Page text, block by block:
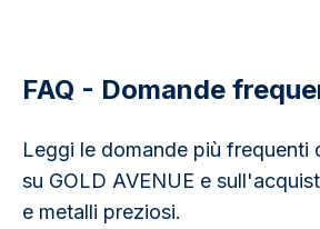
FAQ - Domande
Leggi le domande più frequenti
su GOLD AVENUE e
e metalli preziosi.